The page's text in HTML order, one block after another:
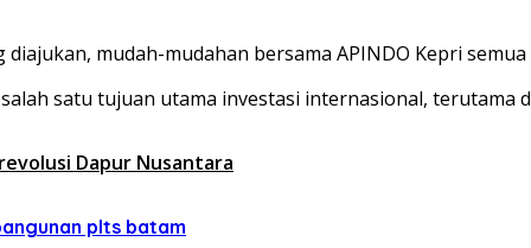
mudah-mudahan bersama APINDO Kepri
satu tujuan utama investasi internasional,
Dapur Nusantara
plts batam